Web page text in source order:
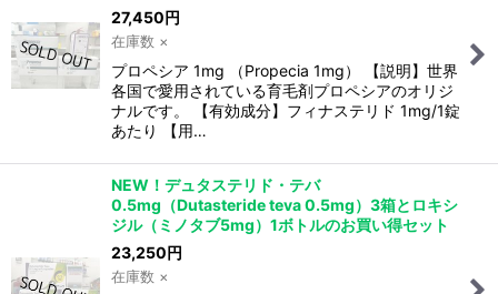
27,450円
在庫数 ×
プロペシア 1mg （Propecia 1mg） 【説明】世界
各国で愛用されている育毛剤プロペシアのオリジ
ナルです。 【有効成分】フィナステリド 1mg/1錠
あたり 【用…
NEW！デュタステリド・テバ
0.5mg（Dutasteride teva 0.5mg）3箱とロキシ
ジル（ミノタブ5mg）1ボトルのお買い得セット
23,250円
在庫数 ×